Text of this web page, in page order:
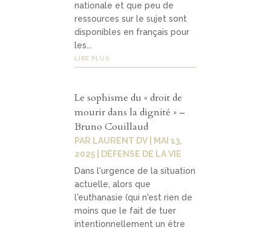
nationale et que peu de
ressources sur le sujet sont
disponibles en français pour
les...
LIRE PLUS
Le sophisme du « droit de
mourir dans la dignité » –
Bruno Couillaud
PAR LAURENT DV
MAI 13,
2025
DÉFENSE DE LA VIE
Dans l'urgence de la situation
actuelle, alors que
l'euthanasie (qui n'est rien de
moins que le fait de tuer
intentionnellement un être